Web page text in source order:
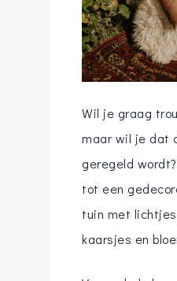
Wil je graag
maar wil je dat
geregeld
tot een
tuin met
kaarsjes en